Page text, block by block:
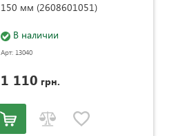
150 мм (2608601051)
В наличии
Арт: 13040
1 110 грн.